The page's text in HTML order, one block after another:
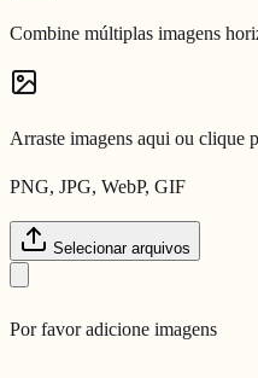
Combine múltiplas imagens
Arraste imagens aqui ou clique
PNG, JPG, WebP, GIF
Selecionar arquivos
Por favor adicione imagens